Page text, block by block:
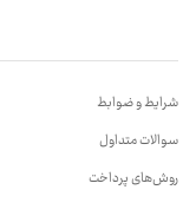
شرایط و ضوابط
سوالات متداول
روش‌های پرداخت